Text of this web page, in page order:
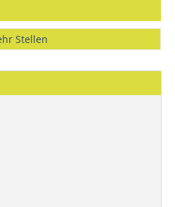
Stellen